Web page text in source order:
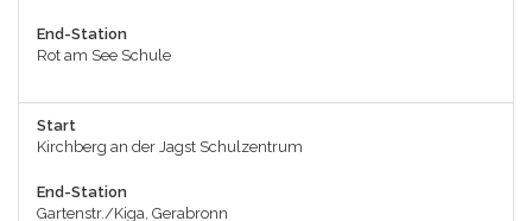
End-Station
Rot am See Schule
Start
Kirchberg an der Jagst Schulzentrum
End-Station
Gartenstr./Kiga, Gerabronn